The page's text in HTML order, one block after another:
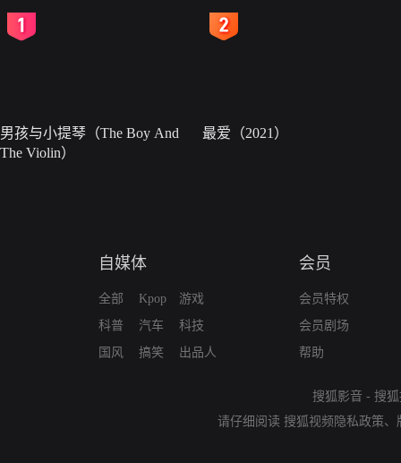
男孩与小提琴（The Boy And
The Violin）
最爱（2021）
自媒体
全部
科普
国风
Kpop
汽车
搞笑
游戏
科技
出品人
会员
会员特权
会员剧场
帮助
搜狐影音 - 搜
请仔细阅读 搜狐视频隐私政策、